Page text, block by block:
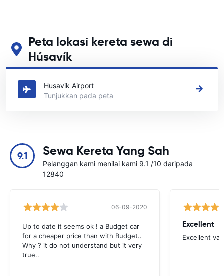
Peta lokasi kereta sewa di
Húsavík
Lihat lokasi sewa kereta utama kami di Húsavík
Husavik Airport
Tunjukkan pada peta
9.1 Sewa Kereta Yang Sah
Pelanggan kami menilai kami 9.1 /10 daripada
12840
06-09-2020
Up to date it seems ok ! a Budget car
for a cheaper price than with Budget..
Why ? it do not understand but it very
true..
Excellent
Excellent